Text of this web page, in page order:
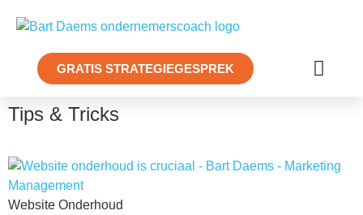
GRATIS STRATEGIEGESPREK
Tips & Tricks
Website Onderhoud